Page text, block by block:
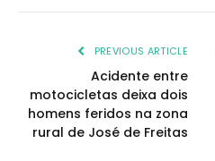
PREVIOUS ARTICLE
Acidente entre
motocicletas deixa dois
homens feridos na zona
rural de José de Freitas